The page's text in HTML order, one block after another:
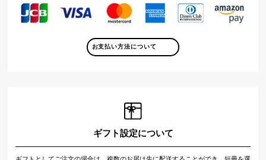
お支払い方法について
ギフト設定について